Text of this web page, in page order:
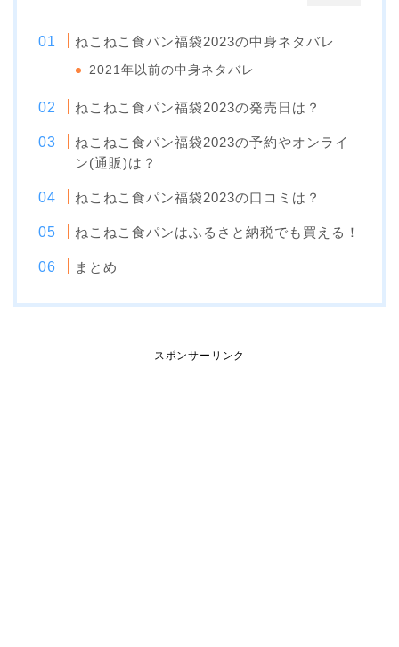
ねこねこ食パン福袋2023の中身ネタバレ
2021年以前の中身ネタバレ
ねこねこ食パン福袋2023の発売日は？
ねこねこ食パン福袋2023の予約やオンライ
ン(通販)は？
ねこねこ食パン福袋2023の口コミは？
ねこねこ食パンはふるさと納税でも買える！
まとめ
スポンサーリンク